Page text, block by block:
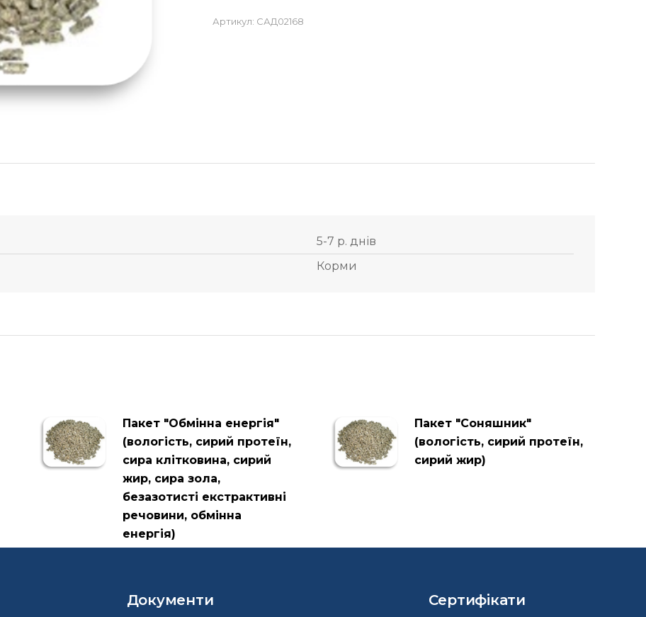
Артикул: САД02168
5-7 р. днів
Корми
Пакет "Обмінна енергія"
(вологість, сирий протеїн,
сира клітковина, сирий
жир, сира зола,
безазотисті екстрактивні
речовини, обмінна
енергія)
Пакет "Соняшник"
(вологість, сирий протеїн,
сирий жир)
Документи Сертифікати